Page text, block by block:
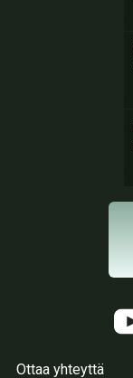
Ottaa yhteyttä